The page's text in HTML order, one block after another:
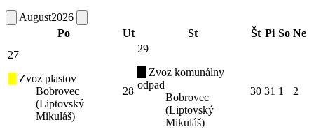
August2026
Po
Ut St Št Pi So Ne
27
Zvoz plastov
Bobrovec
(Liptovský
Mikuláš)
28
29
Zvoz komunálny
odpad
Bobrovec
(Liptovský
Mikuláš)
30 31 1 2